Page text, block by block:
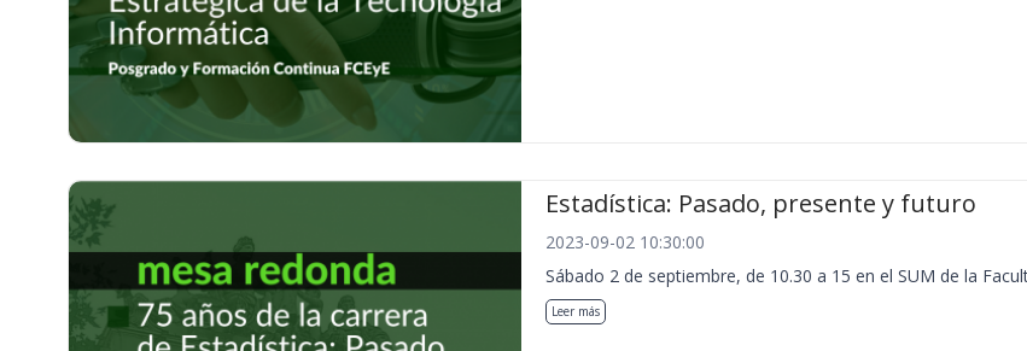
Estadística: Pasado, presente y futuro
2023-09-02 10:30:00
Sábado 2 de septiembre, de 10.30 a 15 en el SUM de la
Leer más